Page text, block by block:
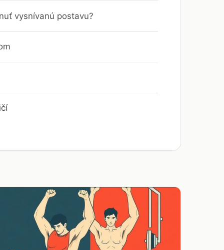
vysnívanú postavu?